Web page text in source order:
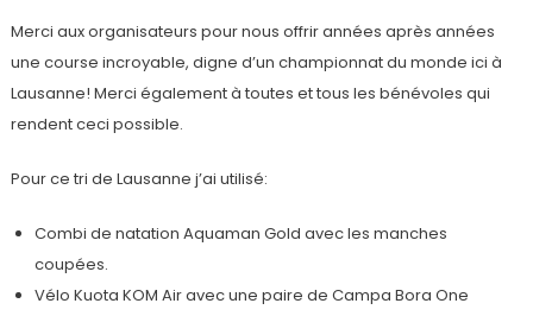
Merci aux organisateurs pour nous offrir années après années
une course incroyable, digne d’un championnat du monde ici à
Lausanne! Merci également à toutes et tous les bénévoles qui
rendent ceci possible.
Pour ce tri de Lausanne j’ai utilisé:
Combi de natation Aquaman Gold avec les manches
coupées.
Vélo Kuota KOM Air avec une paire de Campa Bora One